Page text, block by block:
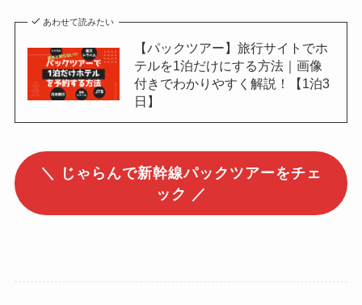
あわせて読みたい
【パックツアー】旅行サイトでホ
テルを1泊だけにする方法｜画像
付きでわかりやすく解説！【1泊3
日】
＼ じゃらんで新幹線パックツアーをチェ
ック ／